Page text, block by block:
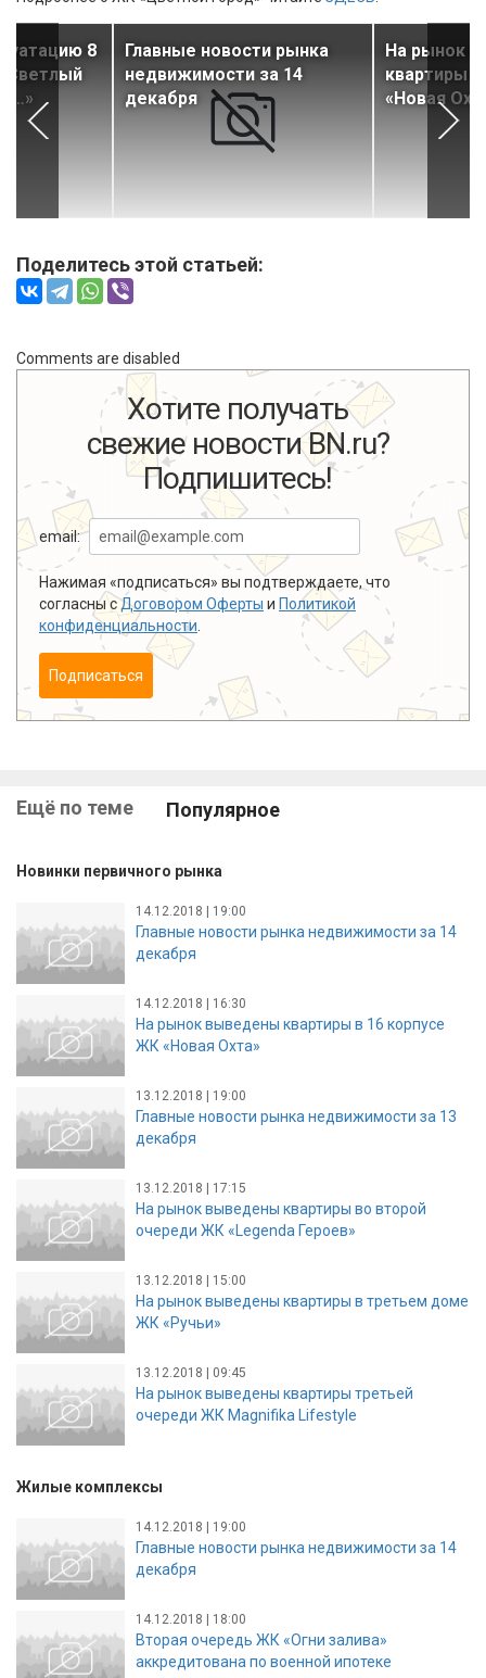
8
Главные новости рынка
недвижимости за 14
декабря
На рынок
квартиры
«Новая
Поделитесь этой статьей:
Comments are disabled
Хотите получать
свежие новости BN.ru?
Подпишитесь!
email:
Нажимая «подписаться» вы подтверждаете, что
согласны сДоговором Оферты и Политикой
конфиденциальности
Подписаться
Ещё по теме Популярное
Новинки первичного рынка
14.12.2018 | 19:00
Главные новости рынка недвижимости за 14
декабря
14.12.2018 | 16:30
На рынок выведены квартиры в 16 корпусе
ЖК «Новая Охта»
13.12.2018 | 19:00
Главные новости рынка недвижимости за 13
декабря
13.12.2018 | 17:15
На рынок выведены квартиры во второй
очереди ЖК «Legenda Героев»
13.12.2018 | 15:00
На рынок выведены квартиры в третьем доме
ЖК «Ручьи»
13.12.2018 | 09:45
На рынок выведены квартиры третьей
очереди ЖК Magnifika Lifestyle
Жилые комплексы
14.12.2018 | 19:00
Главные новости рынка недвижимости за 14
декабря
14.12.2018 | 18:00
Вторая очередь ЖК «Огни залива»
аккредитована по военной ипотеке